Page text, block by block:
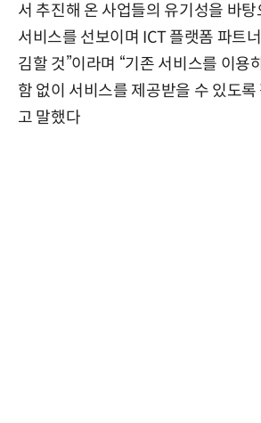
서 추진해 온 사업들의 유기성을 바
서비스를 선보이며 ICT 플랫폼 파트
김할 것”이라며 “기존 서비스를 이용
함 없이 서비스를 제공받을 수 있도
고 말했다